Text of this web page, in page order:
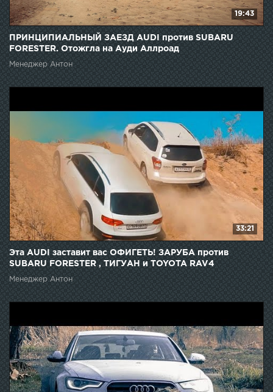
19:43
ПРИНЦИПИАЛЬНЫЙ ЗАЕЗД AUDI против SUBARU
FORESTER. Отожгла на Aуди Аллроад
Менеджер Антон
33:21
Эта AUDI заставит вас ОФИГЕТЬ! ЗАРУБА против
SUBARU FORESTER , ТИГУАН и TOYOTA RAV4
Менеджер Антон